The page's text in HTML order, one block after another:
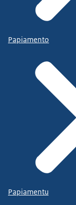
Papiamento
Papiamentu